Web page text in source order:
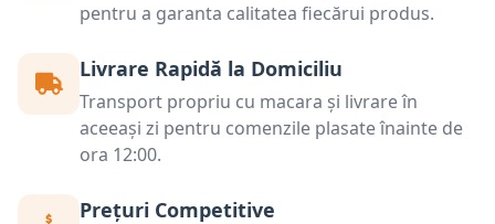
pentru a garanta calitatea fiecărui produs.
Livrare Rapidă la Domiciliu
Transport propriu cu macara și livrare în
aceeași zi pentru comenzile plasate înainte de
ora 12:00.
Prețuri Competitive